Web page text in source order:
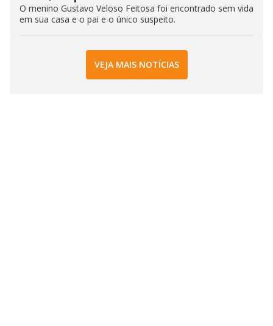
O menino Gustavo Veloso Feitosa foi encontrado sem vida
em sua casa e o pai e o único suspeito.
VEJA MAIS NOTÍCIAS